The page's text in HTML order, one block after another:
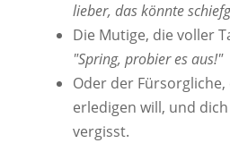
lieber, das könnte
Die Mutige, die voller
"Spring, probier es aus!"
Oder der
erledigen will, und
vergisst.